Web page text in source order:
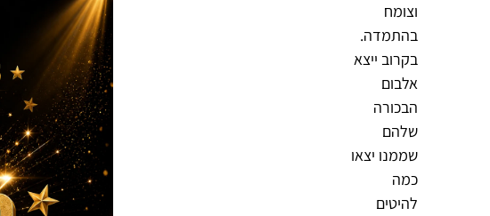
וצומח
בהתמדה.
בקרוב ייצא
אלבום
הבכורה
שלהם
שממנו יצאו
כמה
להיטים